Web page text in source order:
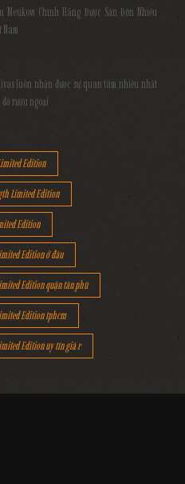
Meukow Chính Hãng Được Săn Đón Nhiều
Nam
luôn nhận được sự quan tâm nhiều nhất
rượu ngoại
Edition
Limited Edition
Edition
Edition ở đâu
Edition quận tân phú
Edition tphcm
Edition uy tín giá r